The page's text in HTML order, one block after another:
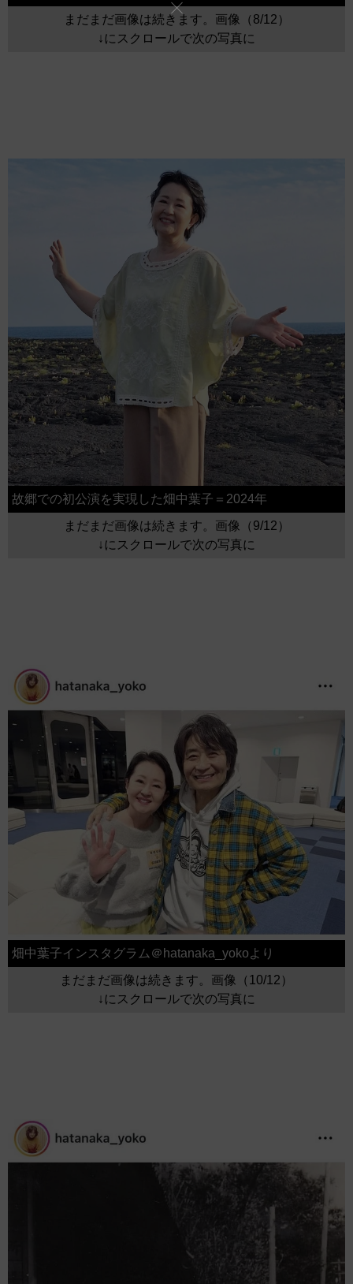
まだまだ画像は続きます。画像（8/12）
↓にスクロールで次の写真に
故郷での初公演を実現した畑中葉子＝2024年
まだまだ画像は続きます。画像（9/12）
↓にスクロールで次の写真に
畑中葉子インスタグラム＠hatanaka_yokoより
まだまだ画像は続きます。画像（10/12）
↓にスクロールで次の写真に